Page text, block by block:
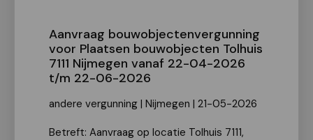
Aanvraag bouwobjectenvergunning
voor Plaatsen bouwobjecten Tolhuis
7111 Nijmegen vanaf 22-04-2026
t/m 22-06-2026
andere vergunning | Nijmegen | 21-05-2026
Betreft: Aanvraag op locatie Tolhuis 7111,